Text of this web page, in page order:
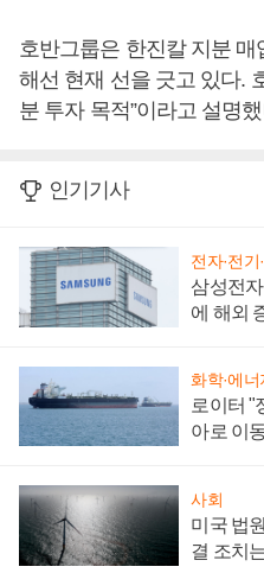
호반그룹은 한진칼 지분
해선 현재 선을 긋고 있다.
분 투자 목적”이라고 설명
인기기사
전자·전기
삼성전
에 해외
화학·에너
로이터 "
아로 이
사회
미국 법
결 조치